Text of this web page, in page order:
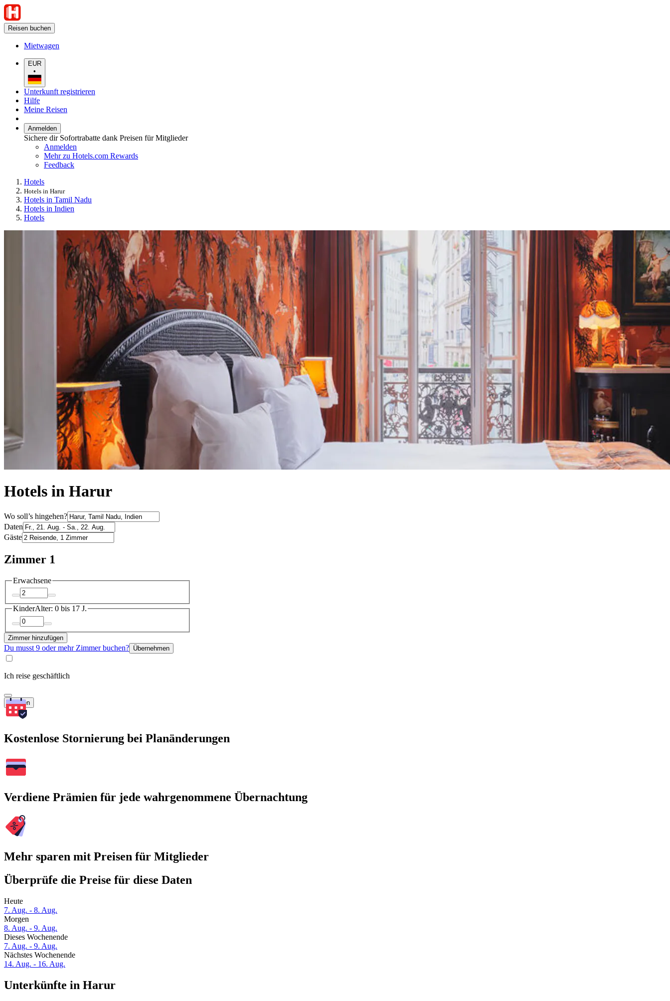
Reisen buchen
Mietwagen
EUR
•
Unterkunft registrieren
Hilfe
Meine Reisen
Anmelden
Sichere dir Sofortrabatte dank Preisen für Mitglieder
Anmelden
Mehr zu Hotels.com Rewards
Feedback
Hotels
Hotels in Harur
Hotels in Tamil Nadu
Hotels in Indien
Hotels
Hotels in Harur
Wo soll’s hingehen?
Daten
Gäste
Zimmer 1
Erwachsene
KinderAlter: 0 bis 17 J.
Zimmer hinzufügen
Du musst 9 oder mehr Zimmer buchen? Übernehmen
Ich reise geschäftlich
Suchen
Kostenlose Stornierung bei Planänderungen
Verdiene Prämien für jede wahrgenommene Übernachtung
Mehr sparen mit Preisen für Mitglieder
Überprüfe die Preise für diese Daten
Heute
7. Aug. - 8. Aug.
Morgen
8. Aug. - 9. Aug.
Dieses Wochenende
7. Aug. - 9. Aug.
Nächstes Wochenende
14. Aug. - 16. Aug.
Unterkünfte in Harur